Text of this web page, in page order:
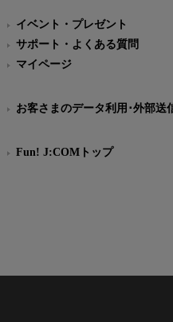
イベント・プレゼント
サポート・よくある質問
マイページ
お客さまのデータ利用･外部送
Fun! J:COMトップ